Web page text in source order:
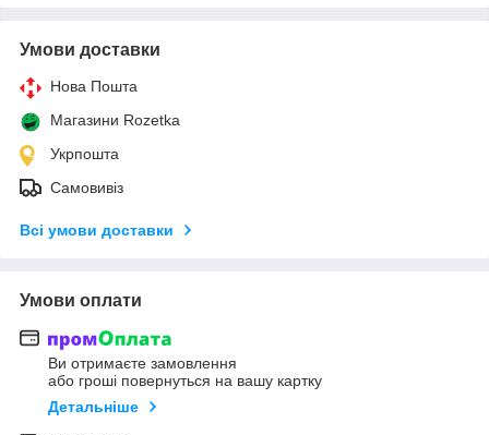
Умови доставки
Нова Пошта
Магазини Rozetka
Укрпошта
Самовивіз
Всі умови доставки
Умови оплати
Ви отримаєте замовлення
або гроші повернуться на вашу картку
Детальніше